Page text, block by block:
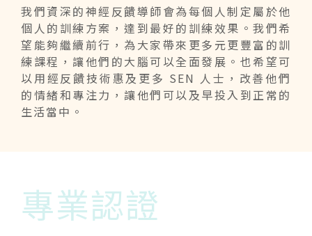
我們資深的神經反饋導師會為每個人制定屬於他
個人的訓練方案，達到最好的訓練效果。我們希
望能夠繼續前行，為大家帶來更多元更豐富的訓
練課程，讓他們的大腦可以全面發展。也希望可
以用經反饋技術惠及更多 SEN 人士，改善他們
的情緒和專注力，讓他們可以及早投入到正常的
生活當中。
專業認證